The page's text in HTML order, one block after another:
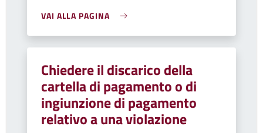
VAI ALLA PAGINA
Chiedere il discarico della
cartella di pagamento o di
ingiunzione di pagamento
relativo a una violazione